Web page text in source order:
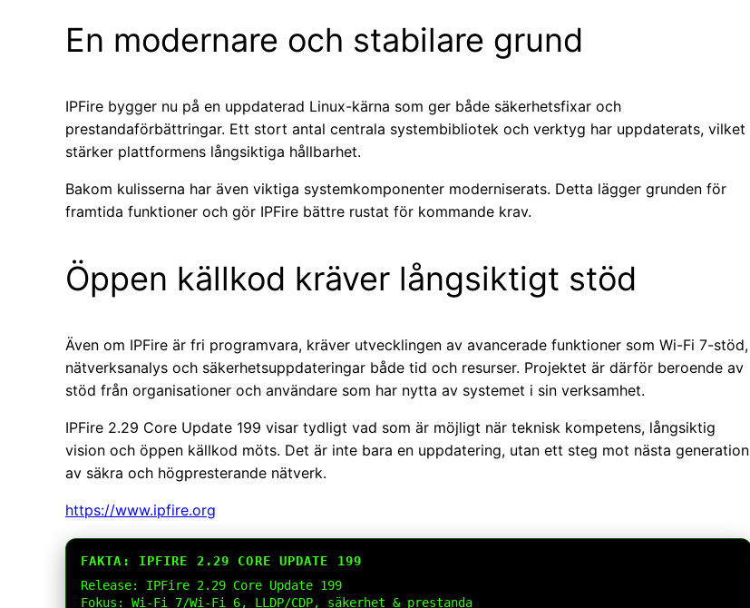
En modernare och stabilare grund
IPFire bygger nu på en uppdaterad Linux-kärna som ger både säkerhetsfixar och
prestandaförbättringar. Ett stort antal centrala systembibliotek och verktyg har uppdaterats, vilket
stärker plattformens långsiktiga hållbarhet.
Bakom kulisserna har även viktiga systemkomponenter moderniserats. Detta lägger grunden för
framtida funktioner och gör IPFire bättre rustat för kommande krav.
Öppen källkod kräver långsiktigt stöd
Även om IPFire är fri programvara, kräver utvecklingen av avancerade funktioner som Wi-Fi 7-stöd,
nätverksanalys och säkerhetsuppdateringar både tid och resurser. Projektet är därför beroende av
stöd från organisationer och användare som har nytta av systemet i sin verksamhet.
IPFire 2.29 Core Update 199 visar tydligt vad som är möjligt när teknisk kompetens, långsiktig
vision och öppen källkod möts. Det är inte bara en uppdatering, utan ett steg mot nästa generation
av säkra och högpresterande nätverk.
https://www.ipfire.org
FAKTA: IPFIRE 2.29 CORE UPDATE 199
Release: IPFire 2.29 Core Update 199
Fokus: Wi-Fi 7/Wi-Fi 6, LLDP/CDP, säkerhet & prestanda